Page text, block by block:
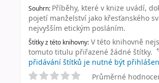
Souhrn: Příběhy, které v knize uvádí,
pojetí manželství jako křesťanského
nejvyšším etickým posláním.
Štítky z této knihovny: V této knihovně
tomuto titulu přiřazené žádné štítky.
přidávání štítků je nutné být
Průměrné